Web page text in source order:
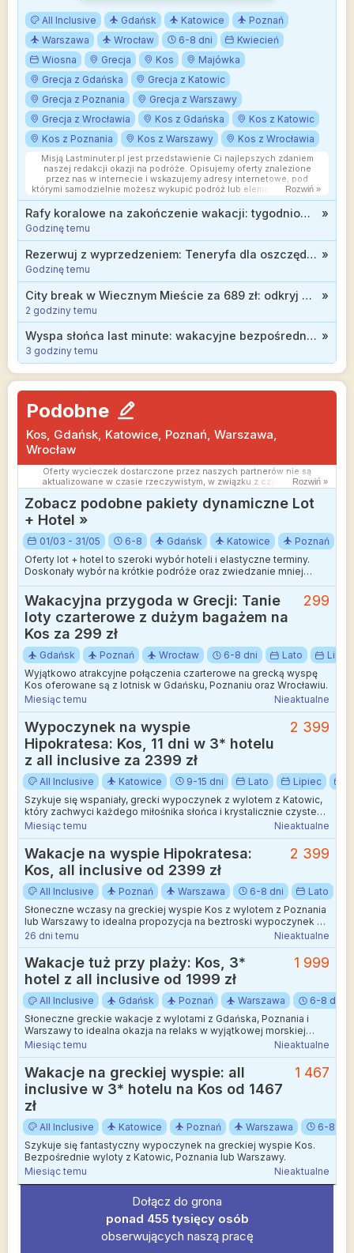
All Inclusive Gdańsk Katowice
Poznań
Warszawa
Wrocław 6-8 dni
Kwiecień
Wiosna
Grecja Kos
Majówka
Grecja z Gdańska
Grecja z Katowic
Grecja z Poznania
Grecja z Warszawy
Grecja z Wrocławia
Kos z Gdańska
Kos z Katowic
Kos z Poznania
Kos z Warszawy Kos z Wrocławia
Misją Lastminuter.pl jest przedstawienie Ci najlepszych zdaniem
naszej redakcji okazji na podróże. Opisujemy oferty znalezione
przez nas w internecie i wskazujemy adresy internetowe, pod
którymi samodzielnie możesz wykupić podróż lub elementy podróży.
Ceny w artykułach są aktualne w chwili publikacji. Możemy
otrzymywać wynagrodzenie od partnerów handlowych, do których
Cię przekierowujemy. Nie ma to wpływu na cenę Twojej wycieczki.
Rozwiń »
Rafy koralowe na zakończenie wakacji: tygodniowe all inclusive w 3* hotelu w Egipcie od 2399 zł »
Godzinę temu
Rezerwuj z wyprzedzeniem: Teneryfa dla oszczędnych, tydzień w hotelu z wyżywieniem od 1606 zł »
Godzinę temu
City break w Wiecznym Mieście za 689 zł: odkryj atrakcje Rzymu w trakcie jesiennej wycieczki »
2 godziny temu
Wyspa słońca last minute: wakacyjne bezpośrednie loty na Rodos z dużym bagażem za 299 zł »
3 godziny temu
Podobne
Kos, Gdańsk, Katowice, Poznań, Warszawa,
Wrocław
Oferty wycieczek dostarczone przez naszych partnerów nie są
aktualizowane w czasie rzeczywistym, w związku z czym ceny i
dostępność ofert mogą się nieznacznie różnić od aktualnych.
Dokładamy wszelkich starań aby rozbieżności były jak najmniejsze.
Rozwiń »
Zobacz podobne pakiety dynamiczne Lot
+ Hotel »
01/03 - 31/05 6-8 Gdańsk Katowice Poznań
Oferty lot + hotel to szeroki wybór hoteli i elastyczne terminy.
Doskonały wybór na krótkie podróże oraz zwiedzanie mniej
Wakacyjna przygoda w Grecji: Tanie
loty czarterowe z dużym bagażem na
Kos za 299 zł
299
Gdańsk Poznań Wrocław 6-8 dni Lato
Wyjątkowo atrakcyjne połączenia czarterowe na grecką wyspę
Kos oferowane są z lotnisk w Gdańsku, Poznaniu oraz Wrocławiu.
Miesiąc temu
Nieaktualne
Wypoczynek na wyspie
Hipokratesa: Kos, 11 dni w 3* hotelu
z all inclusive za 2399 zł
2 399
All Inclusive Katowice 9-15 dni Lato Lipiec
Szykuje się wspaniały, grecki wypoczynek z wylotem z Katowic,
który zachwyci każdego miłośnika słońca i krystalicznie czystego
morza.
Miesiąc temu Nieaktualne
Wakacje na wyspie Hipokratesa:
Kos, all inclusive od 2399 zł
2 399
All Inclusive Poznań Warszawa 6-8 dni Lato
Słoneczne wczasy na greckiej wyspie Kos z wylotem z Poznania
lub Warszawy to idealna propozycja na beztroski wypoczynek w
kameralnej atmosferze.
26 dni temu Nieaktualne
Wakacje tuż przy plaży: Kos, 3*
hotel z all inclusive od 1999 zł
1 999
All Inclusive Gdańsk Poznań Warszawa
6-8 dni
Słoneczne greckie wakacje z wylotami z Gdańska, Poznania i
Warszawy to idealna okazja na relaks w wyjątkowej morskiej
scenerii.
Miesiąc temu Nieaktualne
Wakacje na greckiej wyspie: all
inclusive w 3* hotelu na Kos od 1467
zł
1 467
All Inclusive Katowice Poznań Warszawa
6-8 dni
Szykuje się fantastyczny wypoczynek na greckiej wyspie Kos.
Bezpośrednie wyloty z Katowic, Poznania lub Warszawy.
Miesiąc temu
Nieaktualne
Dołącz do grona
ponad 455 tysięcy osób
obserwujących naszą pracę